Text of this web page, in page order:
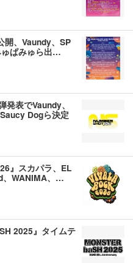
開、Vaundy、SP
ゅぱみゅら出…
表でVaundy、
Dogら決定
』スカパラ、EL
、WANIMA、…
2025』タイムテ